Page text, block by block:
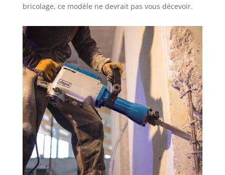
bricolage, ce modèle ne devrait pas vous décevoir.